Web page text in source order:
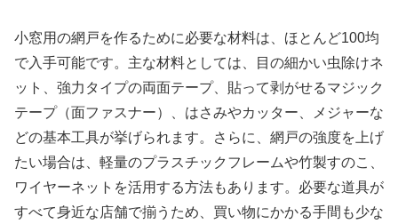
小窓用の網戸を作るために必要な材料は、ほとんど100均
で入手可能です。主な材料としては、目の細かい虫除けネ
ット、強力タイプの両面テープ、貼って剥がせるマジック
テープ（面ファスナー）、はさみやカッター、メジャーな
どの基本工具が挙げられます。さらに、網戸の強度を上げ
たい場合は、軽量のプラスチックフレームや竹製すのこ、
ワイヤーネットを活用する方法もあります。必要な道具が
すべて身近な店舗で揃うため、買い物にかかる手間も少な